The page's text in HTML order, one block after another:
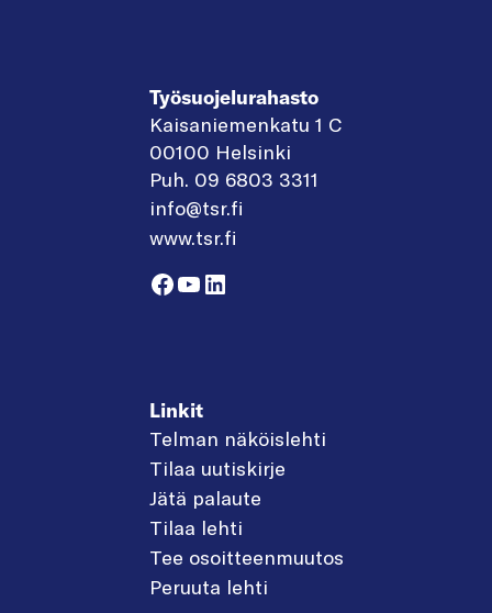
Työsuojelurahasto
Kaisaniemenkatu 1 C
00100 Helsinki
Puh. 09 6803 3311
info@tsr.fi
www.tsr.fi
Facebook
YouTube
LinkedIn
Linkit
Telman näköislehti
Tilaa uutiskirje
Jätä palaute
Tilaa lehti
Tee osoitteenmuutos
Peruuta lehti